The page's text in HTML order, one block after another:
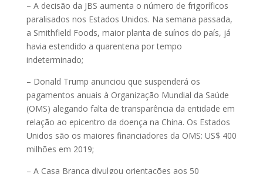
– A decisão da JBS aumenta o número de frigoríficos
paralisados nos Estados Unidos. Na semana passada,
a Smithfield Foods, maior planta de suínos do país, já
havia estendido a quarentena por tempo
indeterminado;
– Donald Trump anunciou que suspenderá os
pagamentos anuais à Organização Mundial da Saúde
(OMS) alegando falta de transparência da entidade em
relação ao epicentro da doença na China. Os Estados
Unidos são os maiores financiadores da OMS: US$ 400
milhões em 2019;
– A Casa Branca divulgou orientações aos 50